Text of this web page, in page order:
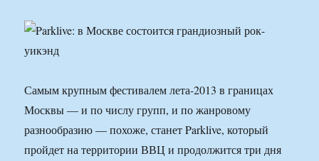
Самым крупным фестивалем лета-2013 в границах
Москвы — и по числу групп, и по жанровому
разнообразию — похоже, станет Parklive, который
пройдет на территории ВВЦ и продолжится три дня